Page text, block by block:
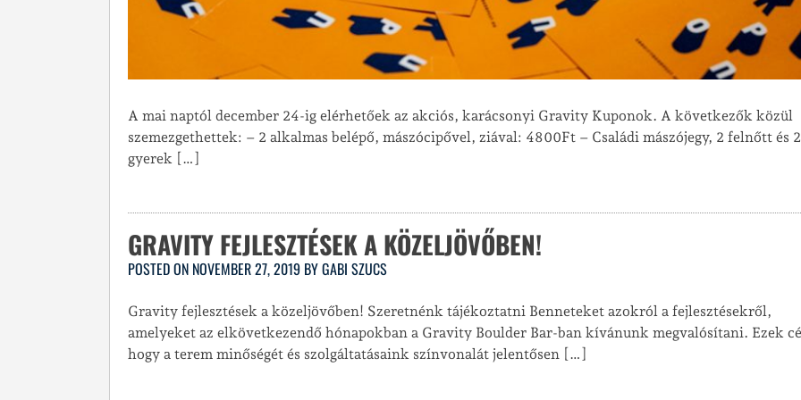
A mai naptól december 24-ig elérhetőek az akciós, karácsonyi Gravity Kuponok. A következők közül
szemezgethettek: – 2 alkalmas belépő, mászócipővel, ziával: 4800Ft – Családi mászójegy, 2 felnőtt és 2
gyerek […]
GRAVITY FEJLESZTÉSEK A KÖZELJÖVŐBEN!
POSTED ON NOVEMBER 27, 2019 BYGABI SZUCS
Gravity fejlesztések a közeljövőben! Szeretnénk tájékoztatni Benneteket azokról a fejlesztésekről,
amelyeket az elkövetkezendő hónapokban a Gravity Boulder Bar-ban kívánunk megvalósítani. Ezek
hogy a terem minőségét és szolgáltatásaink színvonalát jelentősen […]